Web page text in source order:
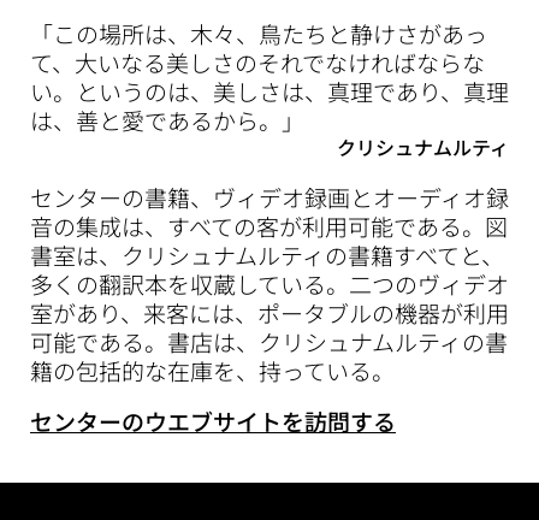
「この場所は、木々、鳥たちと静けさがあっ
て、大いなる美しさのそれでなければならな
い。というのは、美しさは、真理であり、真理
は、善と愛であるから。」
クリシュナムルティ
センターの書籍、ヴィデオ録画とオーディオ録
音の集成は、すべての客が利用可能である。図
書室は、クリシュナムルティの書籍すべてと、
多くの翻訳本を収蔵している。二つのヴィデオ
室があり、来客には、ポータブルの機器が利用
可能である。書店は、クリシュナムルティの書
籍の包括的な在庫を、持っている。
センターのウエブサイトを訪問する